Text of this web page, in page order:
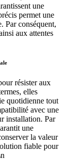
une
permet une
Par conséquent,
aux attentes
résister aux
elles
quotidienne tout
avec une
installation. Par
une
la valeur
fiable pour